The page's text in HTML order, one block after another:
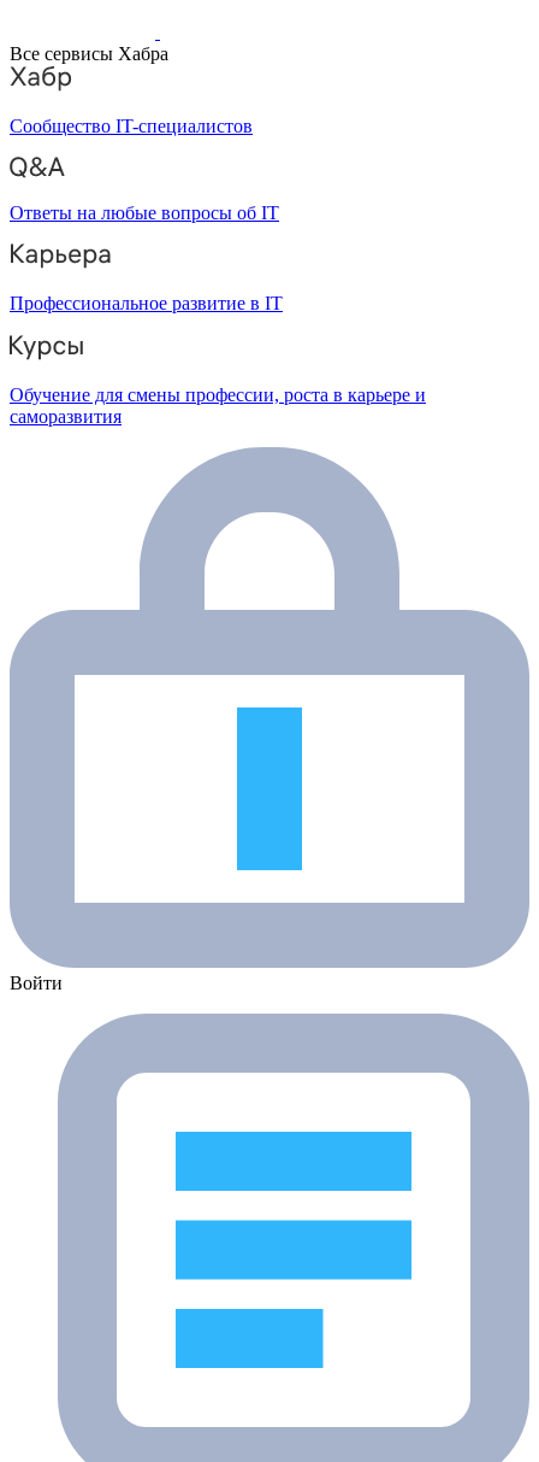
Все сервисы Хабра
Сообщество IT-специалистов
Ответы на любые вопросы об IT
Профессиональное развитие в IT
Обучение для смены профессии, роста в карьере и
саморазвития
Войти